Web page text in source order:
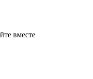
вместе